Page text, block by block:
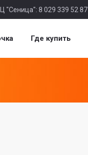
"Сеница": 8 029 339 52 87
Где купить